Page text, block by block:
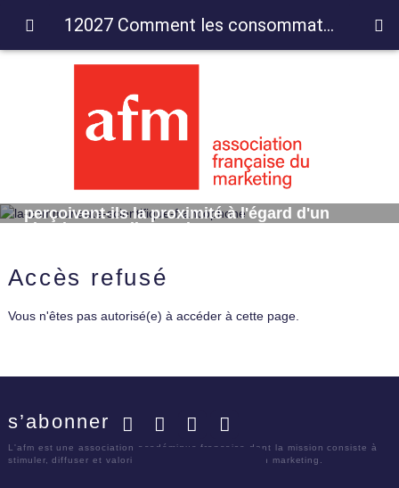
perçoivent-ils la proximité à l'égard d'un
circuit court alimentaire ? 1
Accès refusé
Vous n'êtes pas autorisé(e) à accéder à cette page.
s’abonner
L'afm est une association académique française dont la mission consiste à
stimuler, diffuser et valoriser le savoir scientifique en marketing.
12027 Comment les consommateurs perçoivent-ils la proximité à l'égard d'un circuit court alimentaire ? 1